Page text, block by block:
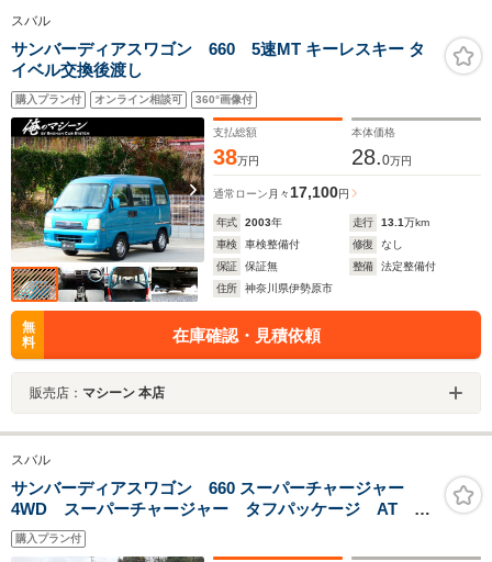
スバル
サンバーディアスワゴン 660 5速MT キーレスキー タ
イベル交換後渡し
購入プラン付 オンライン相談可 360°画像付
支払総額
38万円
本体価格
28.0万円
通常ローン 月々17,100円
年式 2003年 走行 13.1万km
車検
車検整備付 修復
なし
保証
保証無 整備
法定整備付
住所
神奈川県伊勢原市
無
料
在庫確認・見積依頼
販売店： マシーン 本店
スバル
サンバーディアスワゴン 660 スーパーチャージャー
4WD スーパーチャージャー タフパッケージ AT
4WD 両側スライドドア リアヒーター フルフラッ
ト カロッツェリアメモリーナビ ワンセグ 純正AW
購入プラン付